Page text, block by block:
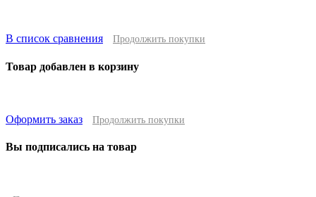
В список сравнения Продолжить покупки
Товар добавлен в корзину
Оформить заказ Продолжить покупки
Вы подписались на товар